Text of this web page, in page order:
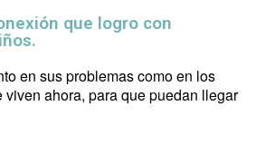
que logro con
en sus problemas como en los
ahora, para que puedan llegar